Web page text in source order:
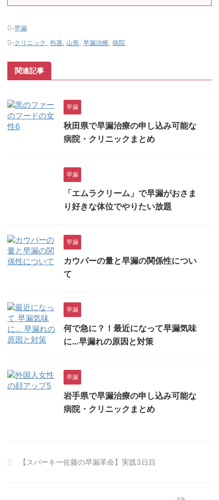
-早漏
-クリニック 包茎 山形 早漏治療 病院
関連記事
早漏
秋田県で早漏治療の申し込み可能な
病院・クリニックまとめ
早漏
「エムラクリーム」で早漏がおさま
り好きな体位でやりたい放題
早漏
カウパーの量と早漏の関係性につい
て
早漏
何で急に？！最近になって早漏気味
に…早漏れの原因と対策
早漏
岩手県で早漏治療の申し込み可能な
病院・クリニックまとめ
【スパーキー佐藤の早漏革命】実践3日目